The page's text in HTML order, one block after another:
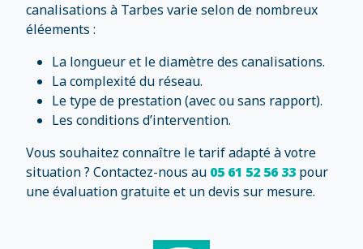
canalisations à Tarbes varie selon de nombreux
éléements :
La longueur et le diamètre des canalisations.
La complexité du réseau.
Le type de prestation (avec ou sans rapport).
Les conditions d’intervention.
Vous souhaitez connaître le tarif adapté à votre
situation ? Contactez-nous au 05 61 52 56 33 pour
une évaluation gratuite et un devis sur mesure.